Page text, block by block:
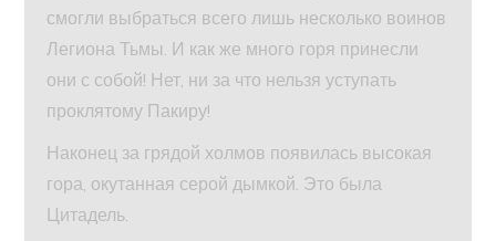
смогли выбраться всего лишь несколько воинов
Легиона Тьмы. И как же много горя принесли
они с собой! Нет, ни за что нельзя уступать
проклятому Пакиру!
Наконец за грядой холмов появилась высокая
гора, окутанная серой дымкой. Это была
Цитадель.